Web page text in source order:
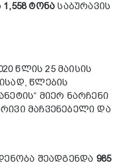
1,558 ტონასაბურავის
წლის 25 მაისის
წლების
მიერ ნარჩენი
მაჩვენებელი და
შეადგენდა 985